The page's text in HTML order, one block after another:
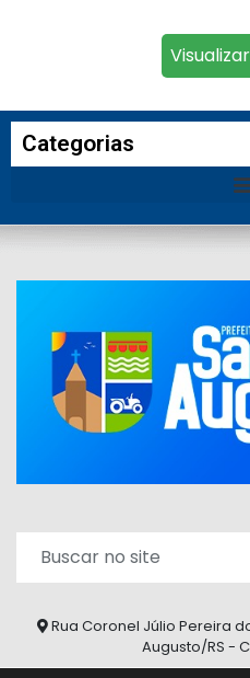
Categorias
Rua Coronel Júlio Pereira
Augusto/RS -